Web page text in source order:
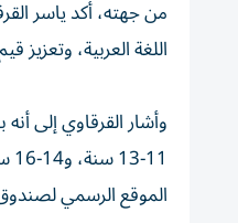
من جهته، أكد ياسر
اللغة العربية، وتعزيز
الموقع الرسمي